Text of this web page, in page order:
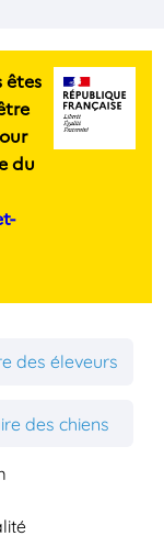
êtes
du
des éleveurs
des chiens